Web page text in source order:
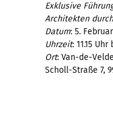
Exklusive
Architekten
Datum: 5.
Uhrzeit: 11.15 Uhr
Ort: Van-de-
Scholl-Straße 7,